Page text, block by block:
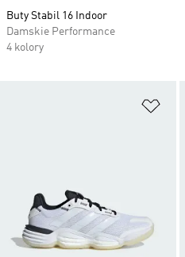
Buty Stabil 16 Indoor
Damskie Performance
4 kolory